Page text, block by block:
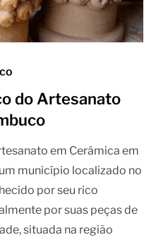
do Artesanato
em Cerâmica em
município localizado no
por seu rico
por suas peças de
situada na região